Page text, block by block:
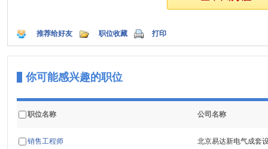
推荐给好友 职位收藏 打印
你可能感兴趣的职位
职位名称 公司名称
销售工程师 北京易达新电气成套